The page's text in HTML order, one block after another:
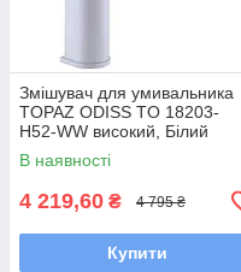
Змішувач для умивальника
TOPAZ ODISS TO 18203-
H52-WW високий, Білий
Мат.,шланги TAQ-M1055,D25
В наявності
4 219,60 ₴ 4 795 ₴
Купити